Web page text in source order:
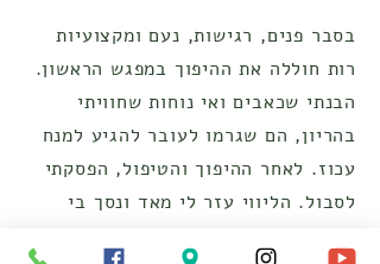
בסבר פנים, רגישות, נעם ומקצועיות
רות חוללה את ההיפוך במפגש הראשון.
הבנתי שכאבים ואי נוחות שחוויתי
בהריון, הם שגרמו לעובר להגיע למנח
עכוז. לאחר ההיפוך והטיפול, הפסקתי
לסבול. הליווי עזר לי מאד ונסך בי